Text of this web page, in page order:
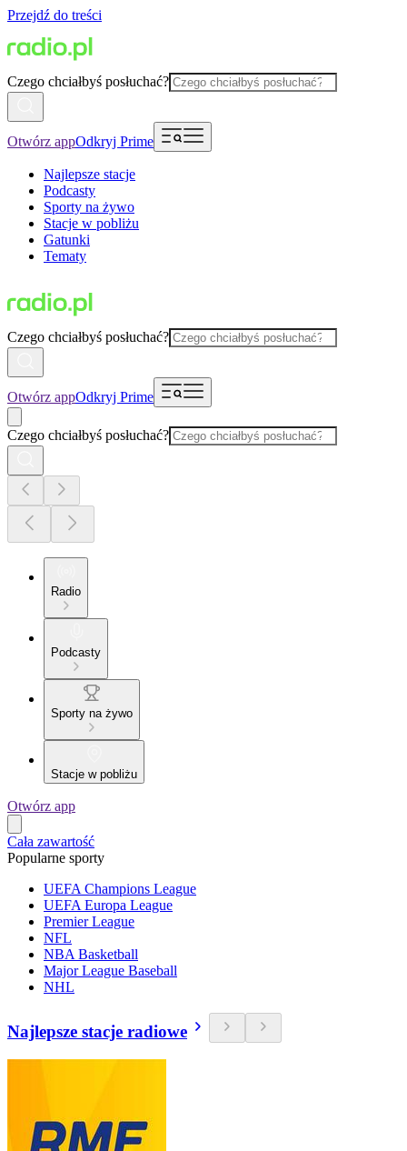
Przejdź do treści
Czego chciałbyś posłuchać?
Otwórz appOdkryj Prime
Najlepsze stacje
Podcasty
Sporty na żywo
Stacje w pobliżu
Gatunki
Tematy
Czego chciałbyś posłuchać?
Otwórz appOdkryj Prime
Czego chciałbyś posłuchać?
Radio
Podcasty
Sporty na żywo
Stacje w pobliżu
Otwórz app
Cała zawartość
Popularne sporty
UEFA Champions League
UEFA Europa League
Premier League
NFL
NBA Basketball
Major League Baseball
NHL
Najlepsze stacje radiowe